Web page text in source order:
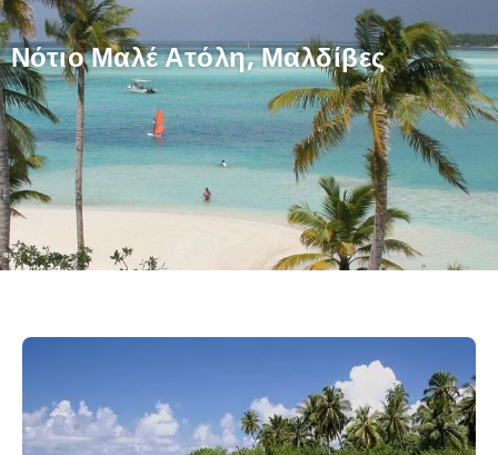
Νότιο Μαλέ Ατόλη, Μαλδίβες